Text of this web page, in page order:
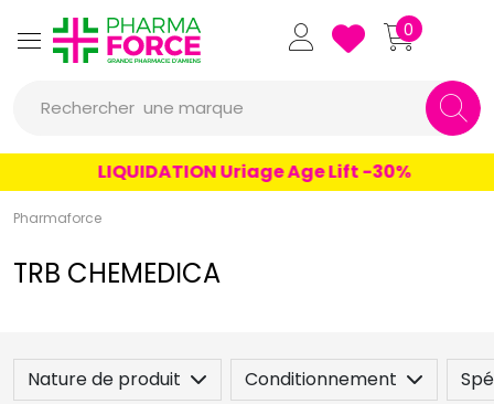
Pharmaforce Grande Pharmacie
0
Rechercher
un conseil
un produit
une marque
LIQUIDATION Uriage Age Lift -30%
Pharmaforce
TRB CHEMEDICA
Nature de produit Conditionnement